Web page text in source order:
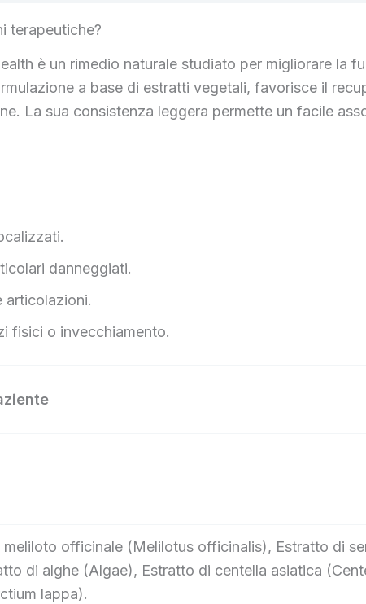
terapeutiche?
è un rimedio naturale studiato per migliorare la
a base di estratti vegetali, favorisce il
La sua consistenza leggera permette un facile
danneggiati.
articolazioni.
fisici o invecchiamento.
meliloto officinale (Melilotus officinalis), Estratto di
di alghe (Algae), Estratto di centella asiatica
lappa).